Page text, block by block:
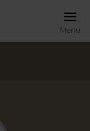
Menu